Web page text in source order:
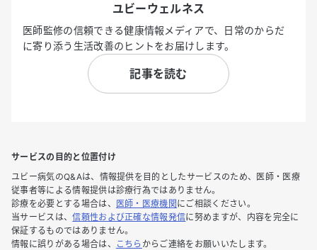
ユビーウェルネス
医師監修の信頼できる健康情報メディアで、日常のからだ
に寄り添う生活改善のヒントをお届けします。
記事を読む
サービスの目的と位置付け
ユビー病気のQ&Aは、情報提供を目的としたサービスのため、医師・医療
従事者等による情報提供は診療行為ではありません。
診療を必要とする場合は、
医師・医療機関 にご相談ください。
当サービスは、信頼性および正確な情報発信に努めますが、内容を完全に
保証するものではありません。
情報に誤りがある場合は、
こちら からご連絡をお願いいたします。